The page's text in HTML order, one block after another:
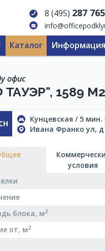
8 (495) 287
Каталог Информация
офис
1589 М2
Кунцевская / 5
Ивана Франко ул,
условия
блока, м2
от, м2